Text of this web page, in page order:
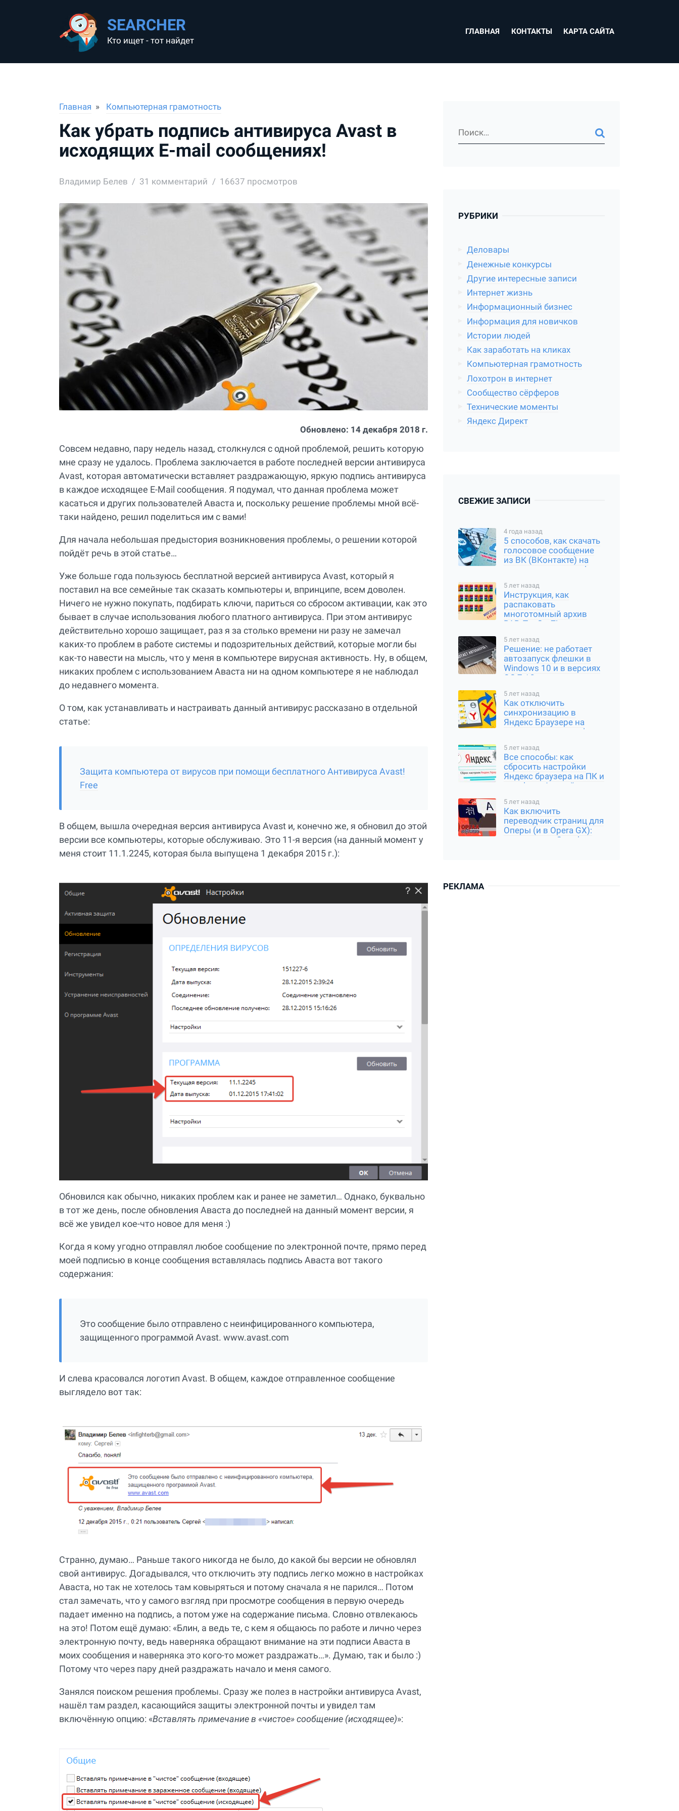
SEARCHER
Кто ищет - тот найдет
ГЛАВНАЯ КОНТАКТЫ КАРТА САЙТА
Главная Компьютерная грамотность
Как убрать подпись антивируса Avast в
исходящих E-mail сообщениях!
Владимир Белев 31 комментарий 16637 просмотров
Обновлено: 14 декабря 2018 г.
Совсем недавно, пару недель назад, столкнулся с одной проблемой, решить которую
мне сразу не удалось. Проблема заключается в работе последней версии антивируса
Avast, которая автоматически вставляет раздражающую, яркую подпись антивируса
в каждое исходящее E-Mail сообщения. Я подумал, что данная проблема может
касаться и других пользователей Аваста и, поскольку решение проблемы мной всё-
таки найдено, решил поделиться им с вами!
Для начала небольшая предыстория возникновения проблемы, о решении которой
пойдёт речь в этой статье…
Уже больше года пользуюсь бесплатной версией антивируса Avast, который я
поставил на все семейные так сказать компьютеры и, впринципе, всем доволен.
Ничего не нужно покупать, подбирать ключи, париться со сбросом активации, как это
бывает в случае использования любого платного антивируса. При этом антивирус
действительно хорошо защищает, раз я за столько времени ни разу не замечал
каких-то проблем в работе системы и подозрительных действий, которые могли бы
как-то навести на мысль, что у меня в компьютере вирусная активность. Ну, в общем,
никаких проблем с использованием Аваста ни на одном компьютере я не наблюдал
до недавнего момента.
О том, как устанавливать и настраивать данный антивирус рассказано в отдельной
статье:
Защита компьютера от вирусов при помощи бесплатного Антивируса Avast!
Free
В общем, вышла очередная версия антивируса Avast и, конечно же, я обновил до этой
версии все компьютеры, которые обслуживаю. Это 11-я версия (на данный момент у
меня стоит 11.1.2245, которая была выпущена 1 декабря 2015 г.):
Обновился как обычно, никаких проблем как и ранее не заметил… Однако, буквально
в тот же день, после обновления Аваста до последней на данный момент версии, я
всё же увидел кое-что новое для меня :)
Когда я кому угодно отправлял любое сообщение по электронной почте, прямо перед
моей подписью в конце сообщения вставлялась подпись Аваста вот такого
содержания:
Это сообщение было отправлено с неинфицированного компьютера,
защищенного программой Avast. www.avast.com
И слева красовался логотип Avast. В общем, каждое отправленное сообщение
выглядело вот так:
Странно, думаю… Раньше такого никогда не было, до какой бы версии не обновлял
свой антивирус. Догадывался, что отключить эту подпись легко можно в настройках
Аваста, но так не хотелось там ковыряться и потому сначала я не парился… Потом
стал замечать, что у самого взгляд при просмотре сообщения в первую очередь
падает именно на подпись, а потом уже на содержание письма. Словно отвлекаюсь
на это! Потом ещё думаю: «Блин, а ведь те, с кем я общаюсь по работе и лично через
электронную почту, ведь наверняка обращают внимание на эти подписи Аваста в
моих сообщения и наверняка это кого-то может раздражать…». Думаю, так и было :)
Потому что через пару дней раздражать начало и меня самого.
Занялся поиском решения проблемы. Сразу же полез в настройки антивируса Avast,
нашёл там раздел, касающийся защиты электронной почты и увидел там
включённую опцию: «Вставлять примечание в «чистое» сообщение (исходящее)»:
РУБРИКИ
Деловары
Денежные конкурсы
Другие интересные записи
Интернет жизнь
Информационный бизнес
Информация для новичков
Истории людей
Как заработать на кликах
Компьютерная грамотность
Лохотрон в интернет
Сообщество сёрферов
Технические моменты
Яндекс Директ
СВЕЖИЕ ЗАПИСИ
4 года назад
5 способов, как скачать
голосовое сообщение
из ВК (ВКонтакте) на
компьютер и смартфон
5 лет назад
Инструкция, как
распаковать
многотомный архив
RAR, Tar Gz, Zip и другие
5 лет назад
Решение: не работает
автозапуск флешки в
Windows 10 и в версиях
ОС 7 / 8
5 лет назад
Как отключить
синхронизацию в
Яндекс Браузере на
компьютере и телефоне
5 лет назад
Все способы: как
сбросить настройки
Яндекс браузера на ПК и
телефоне Андройд,
5 лет назад
Как включить
переводчик страниц для
Оперы (и в Opera GX):
расширение Google
РЕКЛАМА